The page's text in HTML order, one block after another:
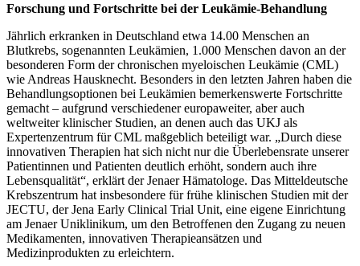
Forschung und Fortschritte bei der Leukämie-Behandlung
Jährlich erkranken in Deutschland etwa 14.00 Menschen an
Blutkrebs, sogenannten Leukämien, 1.000 Menschen davon an der
besonderen Form der chronischen myeloischen Leukämie (CML)
wie Andreas Hausknecht. Besonders in den letzten Jahren haben die
Behandlungsoptionen bei Leukämien bemerkenswerte Fortschritte
gemacht – aufgrund verschiedener europaweiter, aber auch
weltweiter klinischer Studien, an denen auch das UKJ als
Expertenzentrum für CML maßgeblich beteiligt war. „Durch diese
innovativen Therapien hat sich nicht nur die Überlebensrate unserer
Patientinnen und Patienten deutlich erhöht, sondern auch ihre
Lebensqualität“, erklärt der Jenaer Hämatologe. Das Mitteldeutsche
Krebszentrum hat insbesondere für frühe klinischen Studien mit der
JECTU, der Jena Early Clinical Trial Unit, eine eigene Einrichtung
am Jenaer Uniklinikum, um den Betroffenen den Zugang zu neuen
Medikamenten, innovativen Therapieansätzen und
Medizinprodukten zu erleichtern.